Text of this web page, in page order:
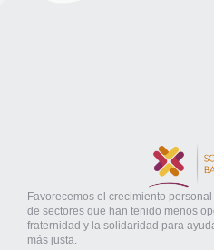
Favorecemos el crecimiento
de sectores que han tenido menos
fraternidad y la solidaridad para
más justa.